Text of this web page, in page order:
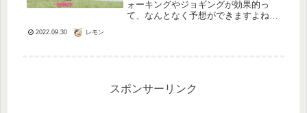
ォーキングやジョギングが効果的っ
て、なんとなく予想ができますよね。
2022.09.30 レモン
スポンサーリンク